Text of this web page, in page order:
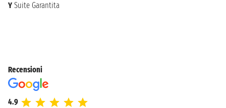
Y Suite Garantita
Recensioni
4.9